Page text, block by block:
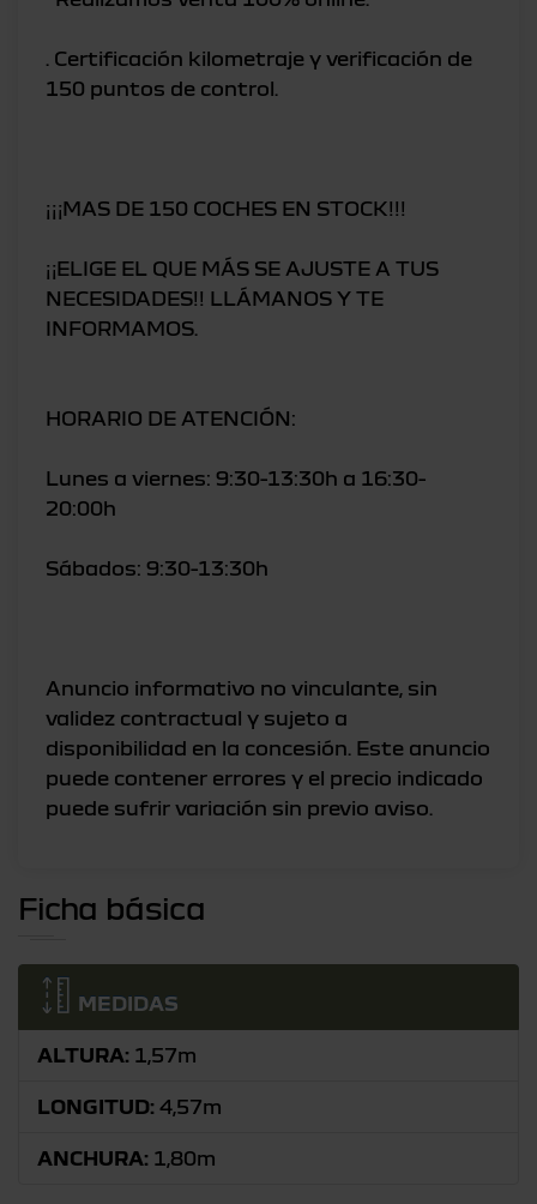
. Certificación kilometraje y verificación de
150 puntos de control.
¡¡¡MAS DE 150 COCHES EN STOCK!!!
¡¡ELIGE EL QUE MÁS SE AJUSTE A TUS
NECESIDADES!! LLÁMANOS Y TE
INFORMAMOS.
HORARIO DE ATENCIÓN:
Lunes a viernes: 9:30-13:30h a 16:30-
20:00h
Sábados: 9:30-13:30h
Anuncio informativo no vinculante, sin
validez contractual y sujeto a
disponibilidad en la concesión. Este anuncio
puede contener errores y el precio indicado
Ficha básica
MEDIDAS
ALTURA: 1,57m
LONGITUD: 4,57m
ANCHURA: 1,80m